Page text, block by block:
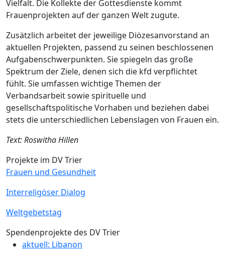
Vielfalt. Die Kollekte der Gottesdienste kommt
Frauenprojekten auf der ganzen Welt zugute.
Zusätzlich arbeitet der jeweilige Diözesanvorstand an
aktuellen Projekten, passend zu seinen beschlossenen
Aufgabenschwerpunkten. Sie spiegeln das große
Spektrum der Ziele, denen sich die kfd verpflichtet
fühlt. Sie umfassen wichtige Themen der
Verbandsarbeit sowie spirituelle und
gesellschaftspolitische Vorhaben und beziehen dabei
stets die unterschiedlichen Lebenslagen von Frauen ein.
Text: Roswitha Hillen
Projekte im DV Trier
Frauen und Gesundheit
Interreligöser Dialog
Weltgebetstag
Spendenprojekte des DV Trier
aktuell: Libanon